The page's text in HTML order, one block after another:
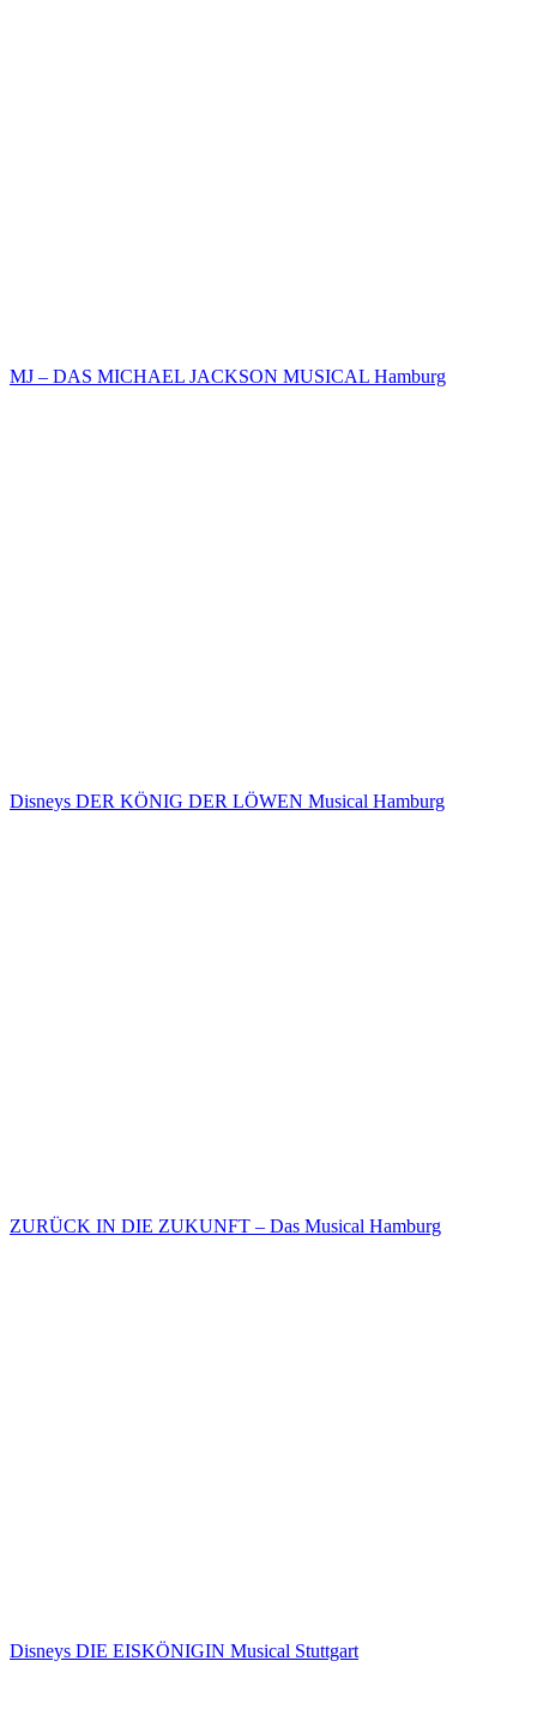
MJ – DAS MICHAEL JACKSON MUSICAL Hamburg
Disneys DER KÖNIG DER LÖWEN Musical Hamburg
ZURÜCK IN DIE ZUKUNFT – Das Musical Hamburg
Disneys DIE EISKÖNIGIN Musical Stuttgart